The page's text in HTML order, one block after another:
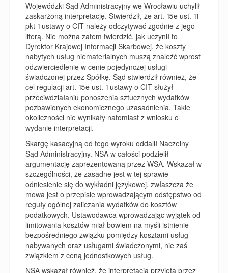
Wojewódzki Sąd Administracyjny we Wrocławiu uchylił
zaskarżoną interpretację. Stwierdził, że art. 15e ust. 11
pkt 1 ustawy o CIT należy odczytywać zgodnie z jego
literą. Nie można zatem twierdzić, jak uczynił to
Dyrektor Krajowej Informacji Skarbowej, że koszty
nabytych usług niematerialnych muszą znaleźć wprost
odzwierciedlenie w cenie pojedynczej usługi
świadczonej przez Spółkę. Sąd stwierdził również, że
cel regulacji art. 15e ust. 1 ustawy o CIT służył
przeciwdziałaniu ponoszenia sztucznych wydatków
pozbawionych ekonomicznego uzasadnienia. Takie
okoliczności nie wynikały natomiast z wniosku o
wydanie interpretacji.
Skargę kasacyjną od tego wyroku oddalił Naczelny
Sąd Administracyjny. NSA w całości podzielił
argumentację zaprezentowaną przez WSA. Wskazał w
szczególności, że zasadne jest w tej sprawie
odniesienie się do wykładni językowej, zwłaszcza że
mowa jest o przepisie wprowadzającym odstępstwo od
reguły ogólnej zaliczania wydatków do kosztów
podatkowych. Ustawodawca wprowadzając wyjątek od
limitowania kosztów miał bowiem na myśli istnienie
bezpośredniego związku pomiędzy kosztami usług
nabywanych oraz usługami świadczonymi, nie zaś
związkiem z ceną jednostkowych usług.
NSA wskazał również, że interpretacja przyjęta przez